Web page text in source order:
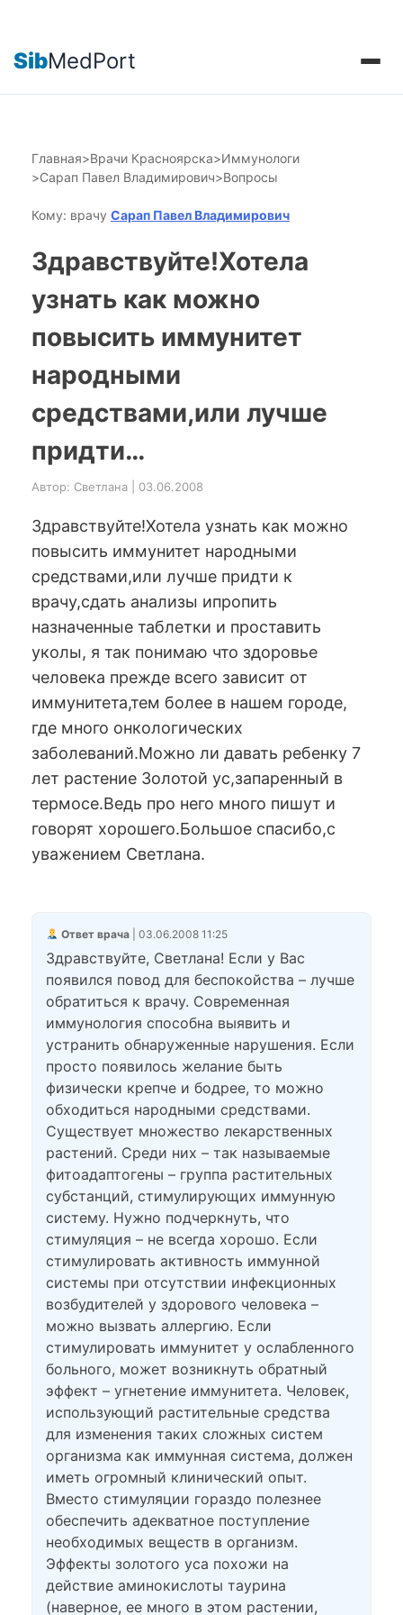
SibMedPort
Главная>Врачи Красноярска>Иммунологи
>Сарап Павел Владимирович>Вопросы
Кому: врачу Сарап Павел Владимирович
Здравствуйте!Хотела
узнать как можно
повысить иммунитет
народными
средствами,или лучше
придти…
Автор: Светлана | 03.06.2008
Здравствуйте!Хотела узнать как можно
повысить иммунитет народными
средствами,или лучше придти к
врачу,сдать анализы ипропить
назначенные таблетки и проставить
уколы, я так понимаю что здоровье
человека прежде всего зависит от
иммунитета,тем более в нашем городе,
где много онкологических
заболеваний.Можно ли давать ребенку 7
лет растение Золотой ус,запаренный в
термосе.Ведь про него много пишут и
говорят хорошего.Большое спасибо,с
уважением Светлана.
Ответ врача| 03.06.2008 11:25
Здравствуйте, Светлана! Если у Вас
появился повод для беспокойства – лучше
обратиться к врачу. Современная
иммунология способна выявить и
устранить обнаруженные нарушения. Если
просто появилось желание быть
физически крепче и бодрее, то можно
обходиться народными средствами.
Существует множество лекарственных
растений. Среди них – так называемые
фитоадаптогены – группа растительных
субстанций, стимулирующих иммунную
систему. Нужно подчеркнуть, что
стимуляция – не всегда хорошо. Если
стимулировать активность иммунной
системы при отсутствии инфекционных
возбудителей у здорового человека –
можно вызвать аллергию. Если
стимулировать иммунитет у ослабленного
больного, может возникнуть обратный
эффект – угнетение иммунитета. Человек,
использующий растительные средства
для изменения таких сложных систем
организма как иммунная система, должен
иметь огромный клинический опыт.
Вместо стимуляции гораздо полезнее
обеспечить адекватное поступление
необходимых веществ в организм.
Эффекты золотого уса похожи на
действие аминокислоты таурина
(наверное, ее много в этом растении,